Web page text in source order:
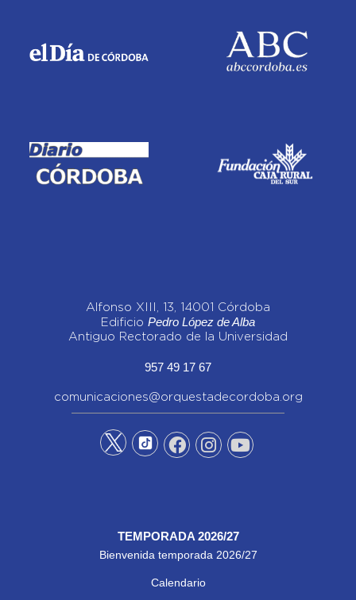
Alfonso XIII, 13, 14001 Córdoba
Edificio Pedro López de Alba
Antiguo Rectorado de la Universidad
957 49 17 67
comunicaciones@orquestadecordoba.org
TEMPORADA 2026/27
Bienvenida temporada 2026/27
Calendario